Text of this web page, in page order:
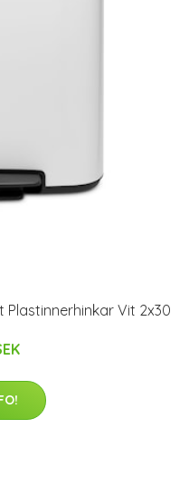
Plastinnerhinkar Vit 2x30